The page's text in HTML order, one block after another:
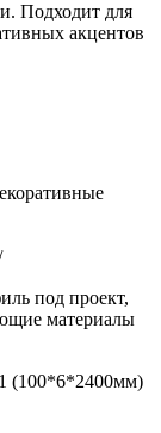
Подходит для
акцентов
под проект,
материалы
(100*6*2400мм)